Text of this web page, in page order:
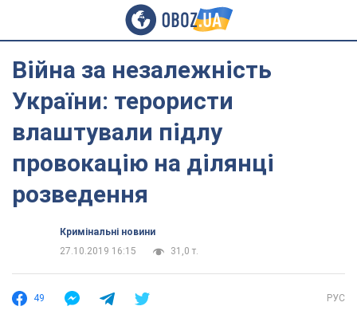
Війна за незалежність
України: терористи
влаштували підлу
провокацію на ділянці
розведення
Кримінальні новини
27.10.2019 16:15
31,0 т.
49 РУС